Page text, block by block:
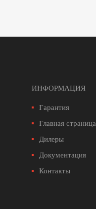
ИНФОРМАЦИЯ
Гарантия
Главная страница
Дилеры
Документация
Контакты